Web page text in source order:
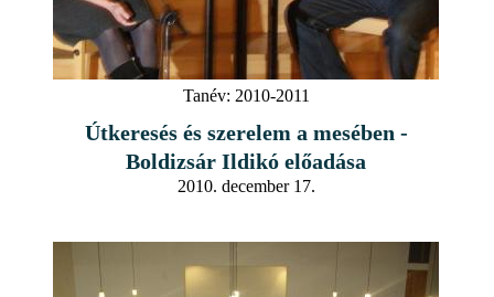
Tanév: 2010-2011
Útkeresés és szerelem a mesében -
Boldizsár Ildikó előadása
2010. december 17.